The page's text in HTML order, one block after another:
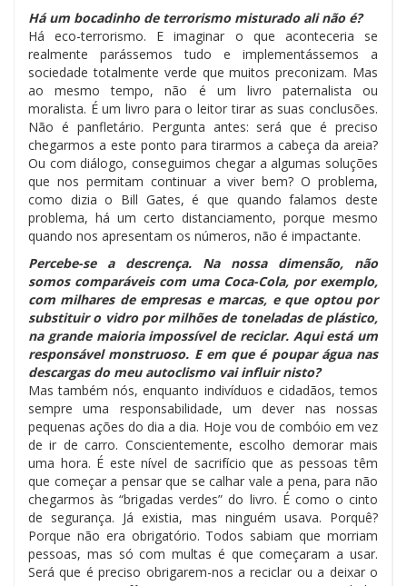
Há um bocadinho de terrorismo misturado ali não é?
Há eco-terrorismo. E imaginar o que aconteceria se
realmente parássemos tudo e implementássemos a
sociedade totalmente verde que muitos preconizam. Mas
ao mesmo tempo, não é um livro paternalista ou
moralista. É um livro para o leitor tirar as suas conclusões.
Não é panfletário. Pergunta antes: será que é preciso
chegarmos a este ponto para tirarmos a cabeça da areia?
Ou com diálogo, conseguimos chegar a algumas soluções
que nos permitam continuar a viver bem? O problema,
como dizia o Bill Gates, é que quando falamos deste
problema, há um certo distanciamento, porque mesmo
quando nos apresentam os números, não é impactante.
Percebe-se a descrença. Na nossa dimensão, não
somos comparáveis com uma Coca-Cola, por exemplo,
com milhares de empresas e marcas, e que optou por
substituir o vidro por milhões de toneladas de plástico,
na grande maioria impossível de reciclar. Aqui está um
responsável monstruoso. E em que é poupar água nas
descargas do meu autoclismo vai influir nisto?
Mas também nós, enquanto indivíduos e cidadãos, temos
sempre uma responsabilidade, um dever nas nossas
pequenas ações do dia a dia. Hoje vou de combóio em vez
de ir de carro. Conscientemente, escolho demorar mais
uma hora. É este nível de sacrifício que as pessoas têm
que começar a pensar que se calhar vale a pena, para não
chegarmos às “brigadas verdes” do livro. É como o cinto
de segurança. Já existia, mas ninguém usava. Porquê?
Porque não era obrigatório. Todos sabiam que morriam
pessoas, mas só com multas é que começaram a usar.
Será que é preciso obrigarem-nos a reciclar ou a deixar o